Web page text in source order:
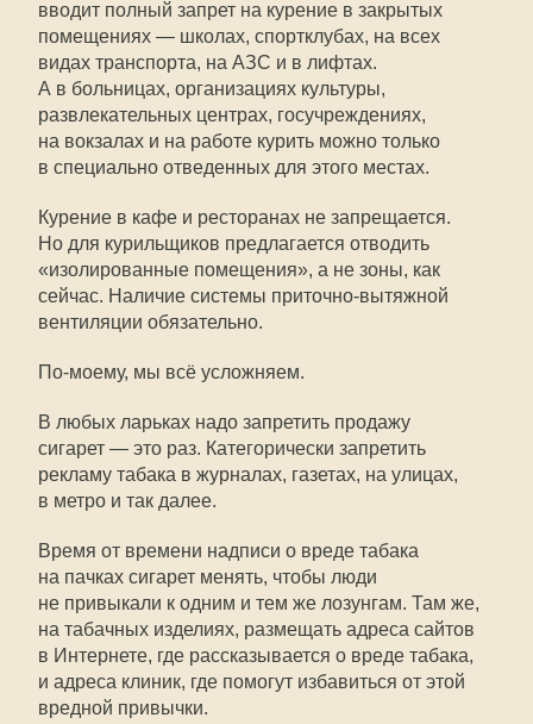
вводит полный запрет на курение в закрытых
помещениях — школах, спортклубах, на всех
видах транспорта, на АЗС и в лифтах.
А в больницах, организациях культуры,
развлекательных центрах, госучреждениях,
на вокзалах и на работе курить можно только
в специально отведенных для этого местах.
Курение в кафе и ресторанах не запрещается.
Но для курильщиков предлагается отводить
«изолированные помещения», а не зоны, как
сейчас. Наличие системы приточно-вытяжной
вентиляции обязательно.
По-моему, мы всё усложняем.
В любых ларьках надо запретить продажу
сигарет — это раз. Категорически запретить
рекламу табака в журналах, газетах, на улицах,
в метро и так далее.
Время от времени надписи о вреде табака
на пачках сигарет менять, чтобы люди
не привыкали к одним и тем же лозунгам. Там же,
на табачных изделиях, размещать адреса сайтов
в Интернете, где рассказывается о вреде табака,
и адреса клиник, где помогут избавиться от этой
вредной привычки.